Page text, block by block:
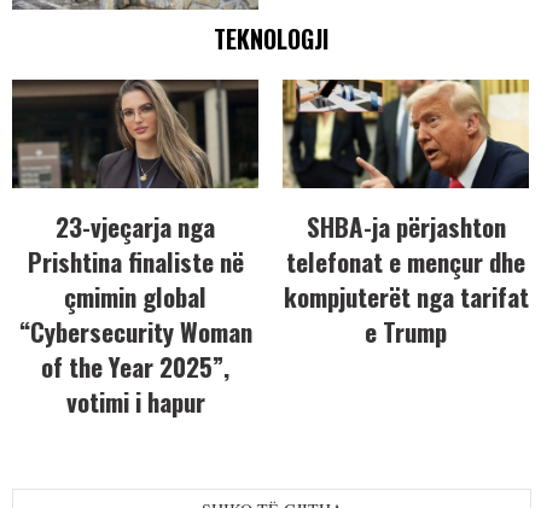
TEKNOLOGJI
23-vjeçarja nga
Prishtina finaliste në
çmimin global
“Cybersecurity Woman
of the Year 2025”,
votimi i hapur
SHBA-ja përjashton
telefonat e mençur dhe
kompjuterët nga tarifat
e Trump